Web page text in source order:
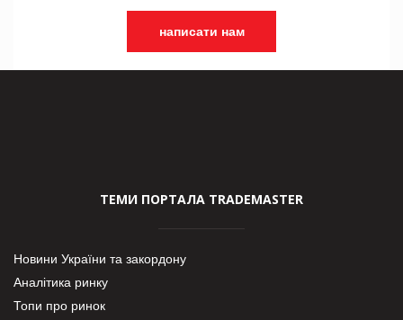
написати нам
ТЕМИ ПОРТАЛА TRADEMASTER
Новини України та закордону
Аналітика ринку
Топи про ринок